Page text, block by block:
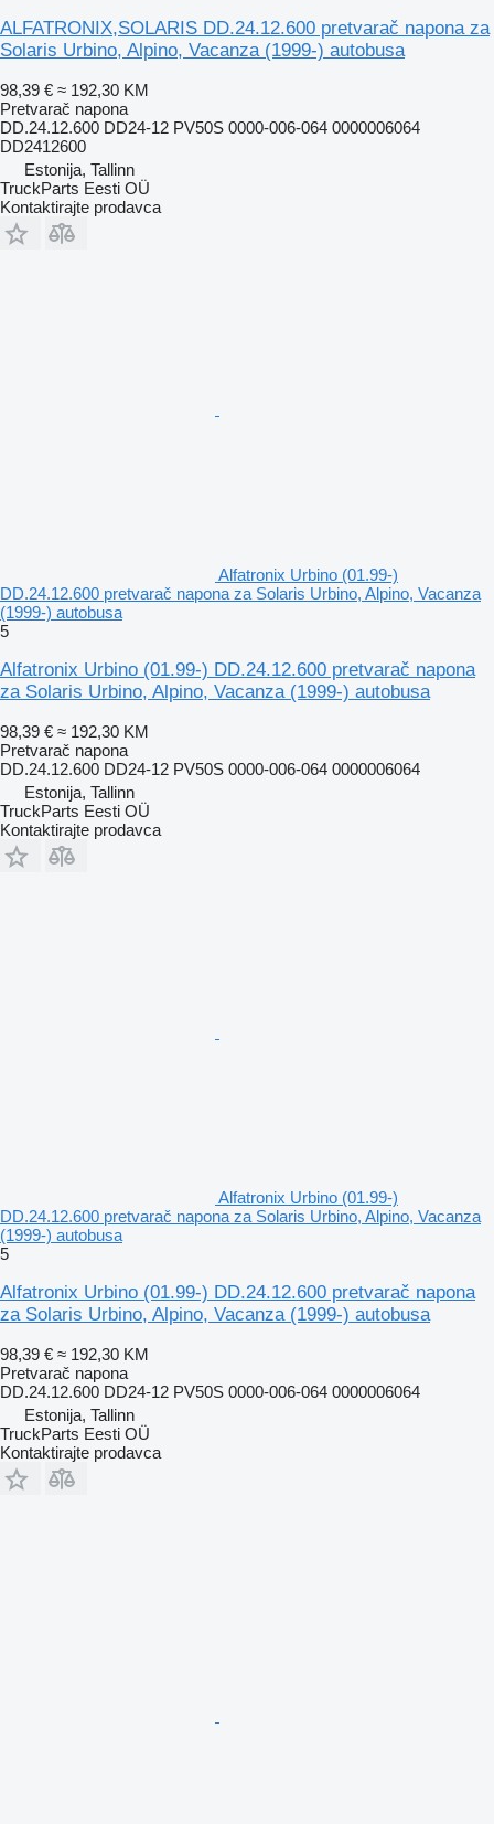
ALFATRONIX,SOLARIS DD.24.12.600 pretvarač napona za
Solaris Urbino, Alpino, Vacanza (1999-) autobusa
98,39 € ≈ 192,30 KM
Pretvarač napona
DD.24.12.600 DD24-12 PV50S 0000-006-064 0000006064
DD2412600
Estonija, Tallinn
TruckParts Eesti OÜ
Kontaktirajte prodavca
Alfatronix Urbino (01.99-)
DD.24.12.600 pretvarač napona za Solaris Urbino, Alpino, Vacanza
(1999-) autobusa
5
Alfatronix Urbino (01.99-) DD.24.12.600 pretvarač napona
za Solaris Urbino, Alpino, Vacanza (1999-) autobusa
98,39 € ≈ 192,30 KM
Pretvarač napona
DD.24.12.600 DD24-12 PV50S 0000-006-064 0000006064
Estonija, Tallinn
TruckParts Eesti OÜ
Kontaktirajte prodavca
Alfatronix Urbino (01.99-)
DD.24.12.600 pretvarač napona za Solaris Urbino, Alpino, Vacanza
(1999-) autobusa
5
Alfatronix Urbino (01.99-) DD.24.12.600 pretvarač napona
za Solaris Urbino, Alpino, Vacanza (1999-) autobusa
98,39 € ≈ 192,30 KM
Pretvarač napona
DD.24.12.600 DD24-12 PV50S 0000-006-064 0000006064
Estonija, Tallinn
TruckParts Eesti OÜ
Kontaktirajte prodavca